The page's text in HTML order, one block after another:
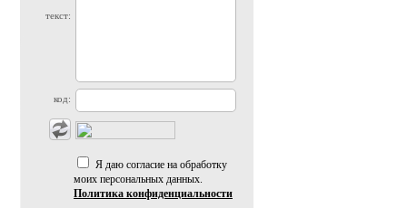
текст:
код:
Я даю согласие на обработку
моих персональных данных.
Политика конфиденциальности